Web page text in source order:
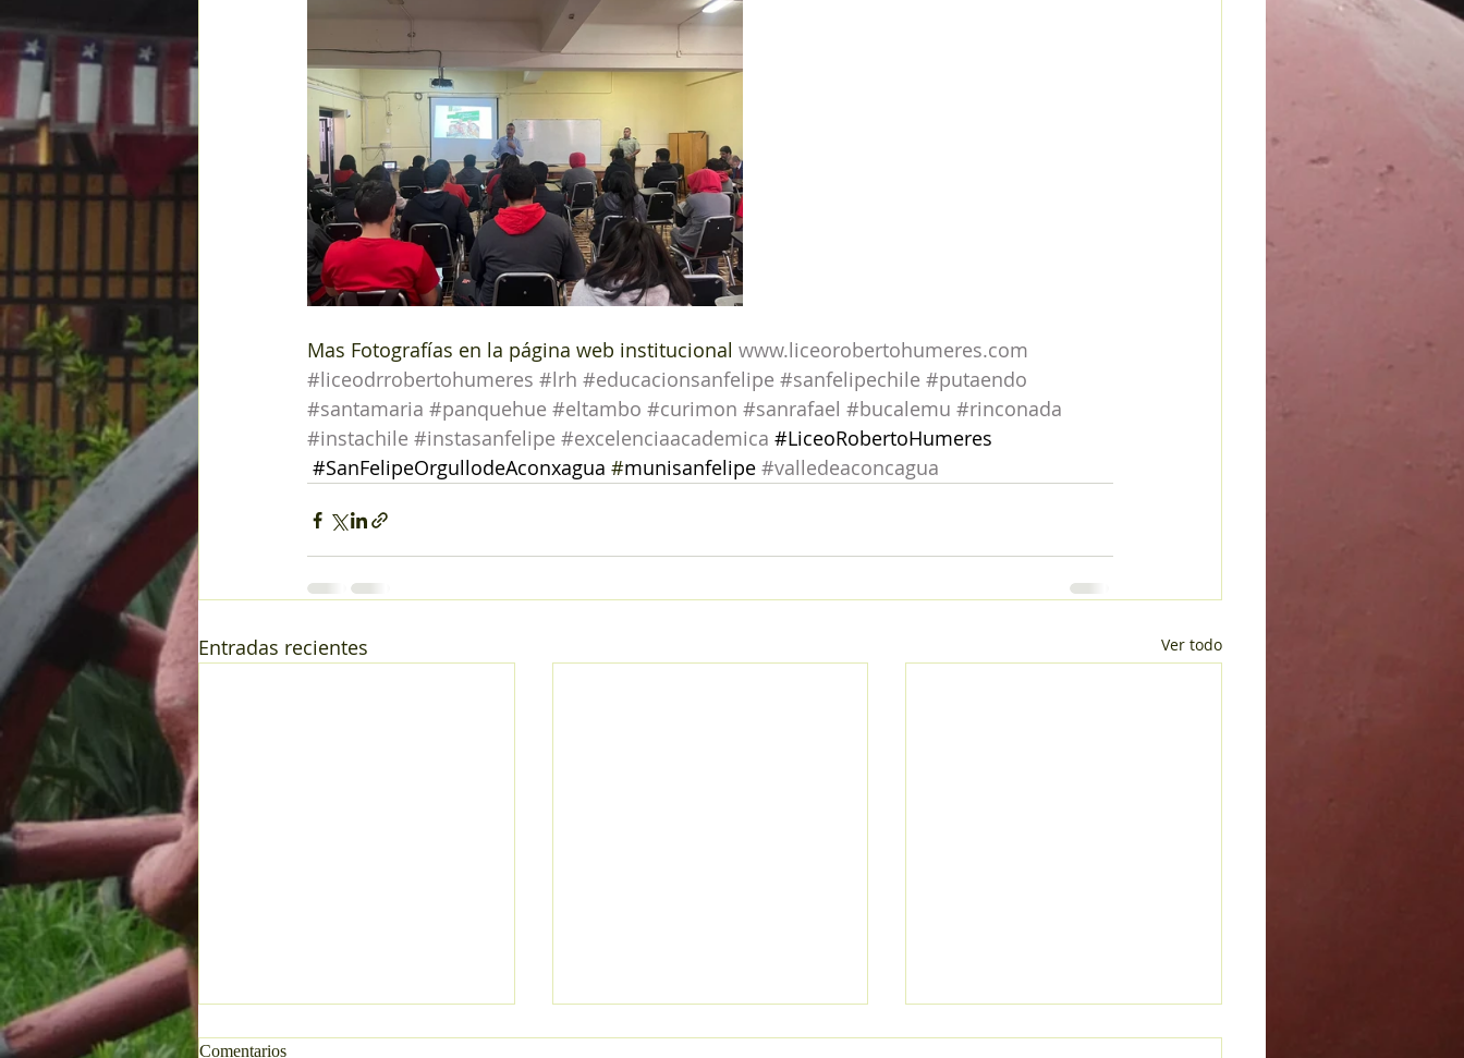
Mas Fotografías en la página web institucional www.liceorobertohumeres.com
#liceodrrobertohumeres #lrh #educacionsanfelipe #sanfelipechile #putaendo
#santamaria #panquehue #eltambo #curimon #sanrafael #bucalemu #rinconada
#instachile #instasanfelipe #excelenciaacademica #LiceoRobertoHumeres
#SanFelipeOrgullodeAconxagua #munisanfelipe #valledeaconcagua
Entradas recientes Ver todo
Comentarios